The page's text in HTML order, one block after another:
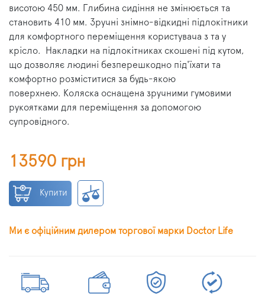
висотою 450 мм. Глибина сидіння не змінюється та
становить 410 мм. Зручні знімно-відкидні підлокітники
для комфортного переміщення користувача з та у
крісло.
Накладки на підлокітниках скошені під кутом,
що дозволяє людині безперешкодно під'їхати та
комфортно розміститися за будь-якою
поверхнею. Коляска оснащена зручними гумовими
рукоятками для переміщення за допомогою
супровідного.
13590 грн
Купити
Ми є офіційним дилером торгової марки Doctor Life